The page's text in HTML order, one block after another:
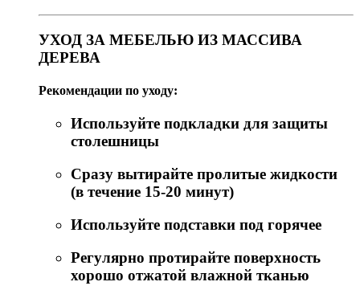
УХОД ЗА МЕБЕЛЬЮ ИЗ МАССИВА
ДЕРЕВА
Рекомендации по уходу:
Используйте подкладки для защиты
столешницы
Сразу вытирайте пролитые жидкости
(в течение 15-20 минут)
Используйте подставки под горячее
Регулярно протирайте поверхность
хорошо отжатой влажной тканью